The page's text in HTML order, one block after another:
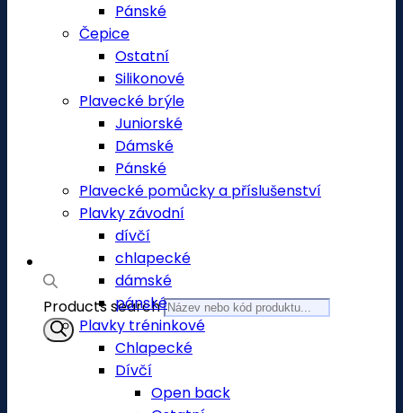
Products search
Pánské
Čepice
Ostatní
Silikonové
Plavecké brýle
Juniorské
Dámské
Pánské
Plavecké pomůcky a příslušenství
Plavky závodní
dívčí
chlapecké
dámské
pánské
Plavky tréninkové
Chlapecké
Dívčí
Open back